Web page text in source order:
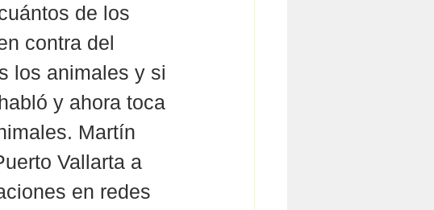
de los
contra del
los animales y si
y ahora toca
Martín
Vallarta a
en redes